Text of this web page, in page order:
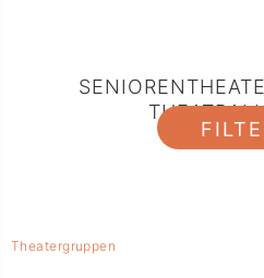
Theatergruppen